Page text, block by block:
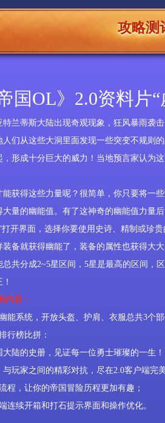
攻略测
帝国OL》2.0资料片
特兰蒂斯大陆出现奇观现象，狂风暴雨袭
人们从这些大洞里面发现一些突变不规则
形成十分巨大的威力！当地预言家认为
能获得这些力量呢？很简单，你只要将一
大量的幽能值。有了这神奇的幽能值力量
打开界面，选择你要使用史诗、精制或珍
装备就获得幽能了，装备的属性也获得大
总共分成2~5星区间，5星是最高的区间，
内容：
能系统，开放头盔、护肩、衣服总共3个部
行榜比拼：
大陆的史册，见证每一位勇士璀璨的一生
与玩家之间的精彩对抗，尽在2.0客户端完
程，让你的帝国冒险历程更加有趣；
连续开箱和打石提示界面和操作优化。